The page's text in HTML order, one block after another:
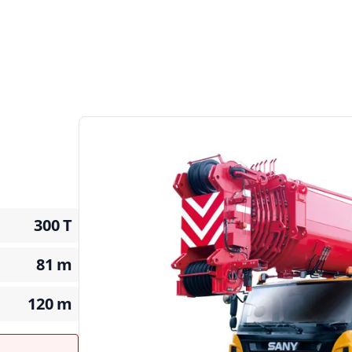
300T
81 m
120m